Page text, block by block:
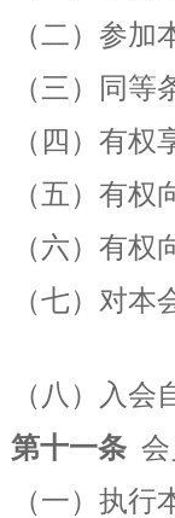
（二）参加
（三）同
（四）有
（五）有
（六）有
（七）对
（八
第十一条
（一）执行